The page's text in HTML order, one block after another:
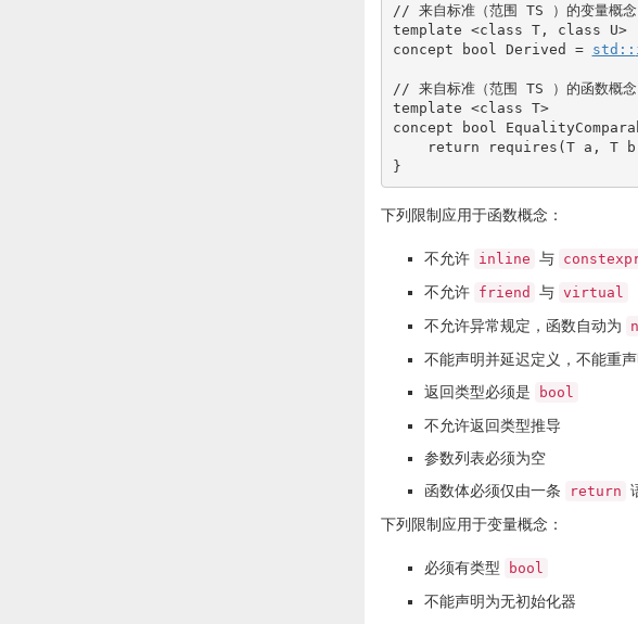
// 来自标准（范围 TS ）的变量概念
template <class T, class U>
concept
bool Derived = std::
// 来自标准（范围 TS ）的函数概念
template <class T>
concept
bool
return requires (T a, T b
}
下列限制应用于函数概念：
不允许 inline 与
不允许 friend 与 virtual
不允许异常规定，函数自动为
不能声明并延迟定义，不能重声
返回类型必须是
bool
不允许返回类型推导
参数列表必须为空
函数体必须仅由一条
return
下列限制应用于变量概念：
必须有类型 bool
不能声明为无初始化器